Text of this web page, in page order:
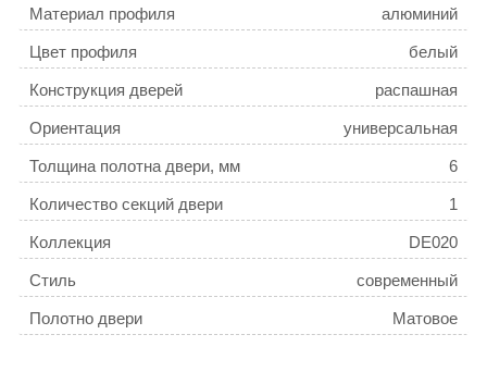
Материал профиля алюминий
Цвет профиля белый
Конструкция дверей распашная
Ориентация универсальная
Толщина полотна двери, мм 6
Количество секций двери 1
Коллекция DE020
Стиль современный
Полотно двери Матовое